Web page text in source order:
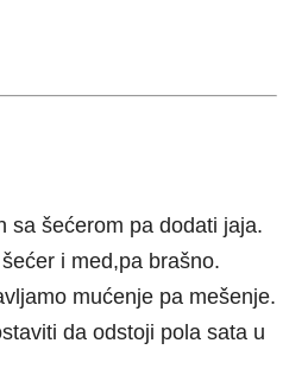
sa šećerom pa dodati jaja.
i med,pa brašno.
mućenje pa mešenje.
da odstoji pola sata u